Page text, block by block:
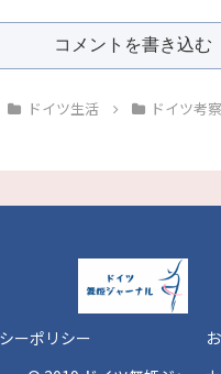
コメントを書き込む
ドイツ生活 ドイツ考察
ーポリシー